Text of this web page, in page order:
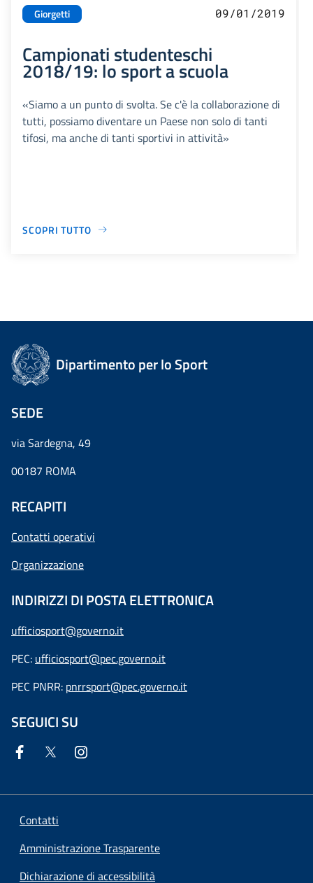
Giorgetti 09/01/2019
Campionati studenteschi
2018/19: lo sport a scuola
«Siamo a un punto di svolta. Se c'è la collaborazione di
tutti, possiamo diventare un Paese non solo di tanti
tifosi, ma anche di tanti sportivi in attività»
SCOPRI TUTTO
Dipartimento per lo Sport
SEDE
via Sardegna, 49
00187 ROMA
RECAPITI
Contatti operativi
Organizzazione
INDIRIZZI DI POSTA ELETTRONICA
ufficiosport@governo.it
PEC: ufficiosport@pec.governo.it
PEC PNRR: pnrrsport@pec.governo.it
SEGUICI SU
Contatti
Amministrazione Trasparente
Dichiarazione di accessibilità